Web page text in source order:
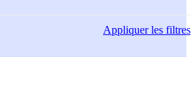
Appliquerles filtres